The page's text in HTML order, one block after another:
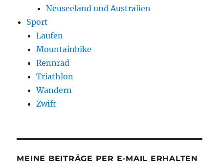
Neuseeland und Australien
Sport
Laufen
Mountainbike
Rennrad
Triathlon
Wandern
Zwift
MEINE BEITRÄGE PER E-MAIL ERHALTEN